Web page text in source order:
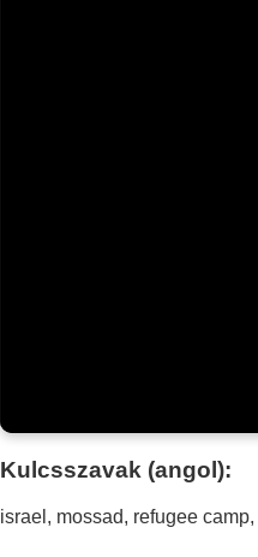
Kulcsszavak (angol):
israel , mossad, refugee camp,